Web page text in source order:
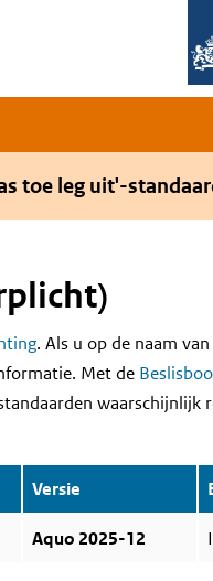
toe leg uit'-
. Als u op de naam
Met de
waarschijnlijk
Versie
Aquo 2025-12